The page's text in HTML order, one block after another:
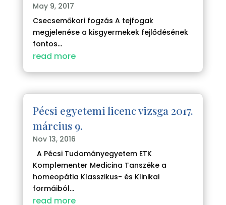
May 9, 2017
Csecsemőkori fogzás A tejfogak
megjelenése a kisgyermekek fejlődésének
fontos...
read more
Pécsi egyetemi licenc vizsga 2017.
március 9.
Nov 13, 2016
A Pécsi Tudományegyetem ETK
Komplementer Medicina Tanszéke a
homeopátia Klasszikus- és Klinikai
formáiból...
read more